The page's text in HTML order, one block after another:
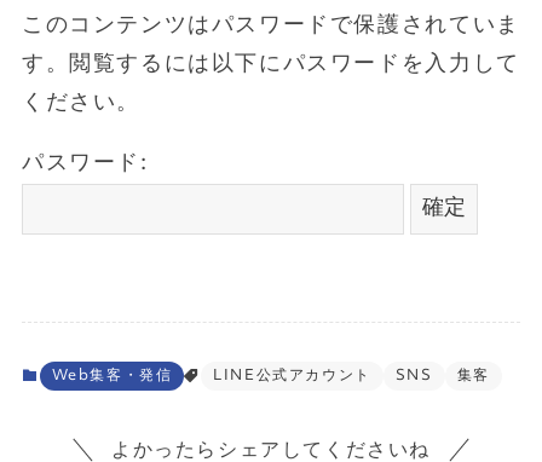
このコンテンツはパスワードで保護されていま
す。閲覧するには以下にパスワードを入力して
ください。
パスワード:
Web集客・発信 LINE公式アカウント SNS 集客
よかったらシェアしてくださいね